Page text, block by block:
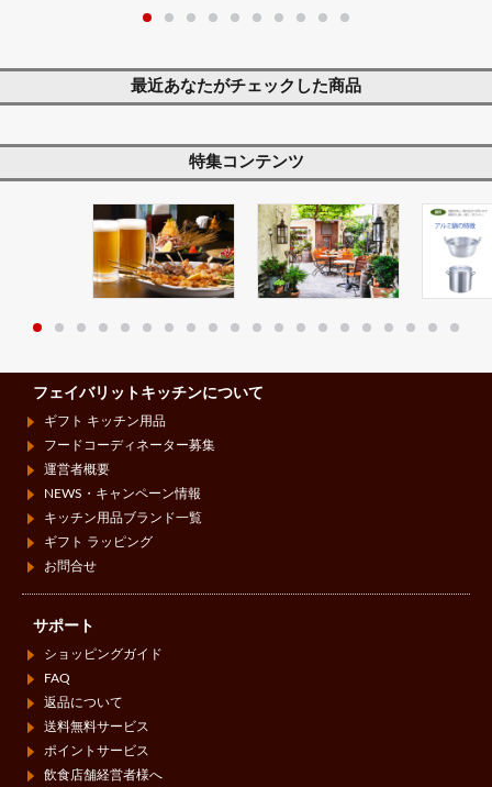
最近あなたがチェックした商品
特集コンテンツ
フェイバリットキッチンについて
ギフト キッチン用品
フードコーディネーター募集
運営者概要
NEWS・キャンペーン情報
キッチン用品ブランド一覧
ギフト ラッピング
お問合せ
サポート
ショッピングガイド
FAQ
返品について
送料無料サービス
ポイントサービス
飲食店舗経営者様へ